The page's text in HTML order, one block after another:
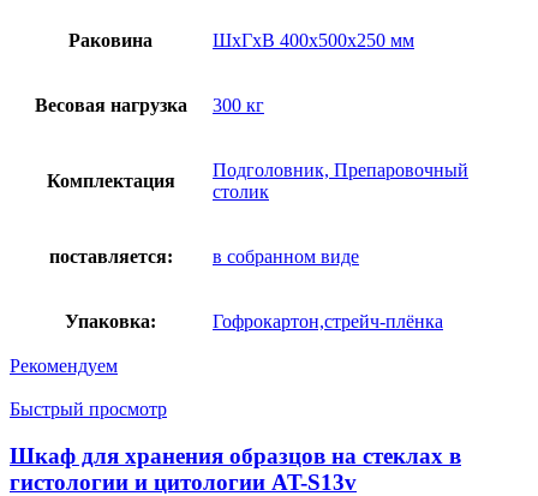
Раковина ШхГхВ 400х500х250 мм
Весовая нагрузка 300 кг
Комплектация
Подголовник, Препаровочный
столик
поставляется: в собранном виде
Упаковка: Гофрокартон,стрейч-плёнка
Рекомендуем
Быстрый просмотр
Шкаф для хранения образцов на стеклах в
гистологии и цитологии AT-S13v